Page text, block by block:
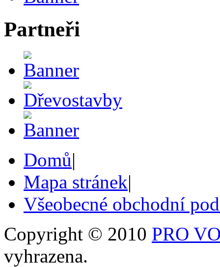
Partneři
Domů|
Mapa stránek|
Všeobecné obchodní
Copyright © 2010 PRO
vyhrazena.